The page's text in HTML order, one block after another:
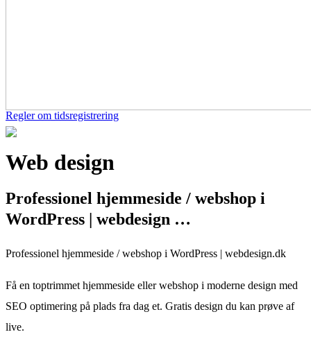
Regler om tidsregistrering
Web design
Professionel hjemmeside / webshop i
WordPress | webdesign …
Professionel hjemmeside / webshop i WordPress | webdesign.dk
Få en toptrimmet hjemmeside eller webshop i moderne design med
SEO optimering på plads fra dag et. Gratis design du kan prøve af
live.